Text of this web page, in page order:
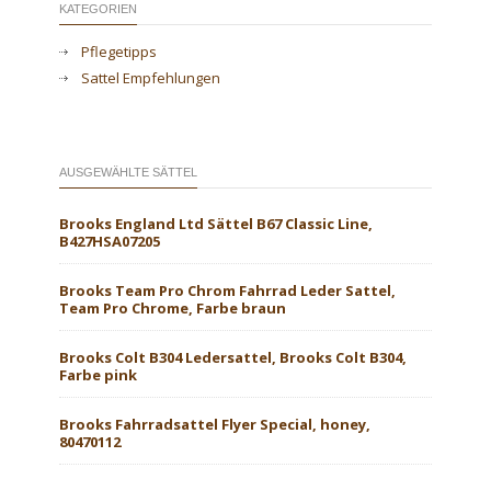
KATEGORIEN
Pflegetipps
Sattel Empfehlungen
AUSGEWÄHLTE SÄTTEL
Brooks England Ltd Sättel B67 Classic Line,
B427HSA07205
Brooks Team Pro Chrom Fahrrad Leder Sattel,
Team Pro Chrome, Farbe braun
Brooks Colt B304 Ledersattel, Brooks Colt B304,
Farbe pink
Brooks Fahrradsattel Flyer Special, honey,
80470112